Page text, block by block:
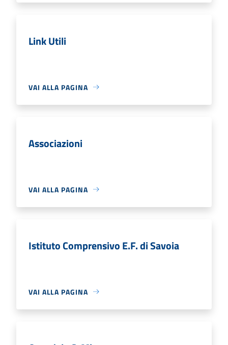
Link Utili
VAI ALLA PAGINA
Associazioni
VAI ALLA PAGINA
Istituto Comprensivo E.F. di Savoia
VAI ALLA PAGINA